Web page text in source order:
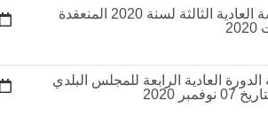
محضر الجلسة العادية الثالثة لسنة 2020 المنعقدة
العادية الرابعة للمجلس البلدي